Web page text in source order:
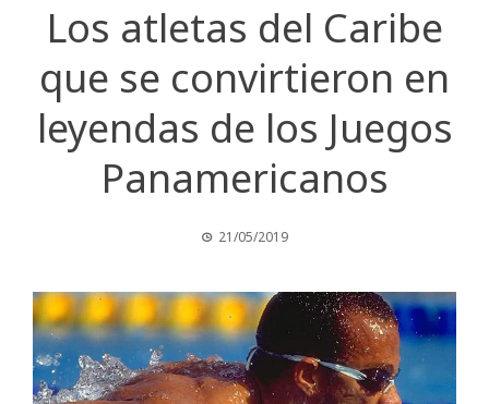
Los atletas del Caribe
que se convirtieron en
leyendas de los Juegos
Panamericanos
21/05/2019